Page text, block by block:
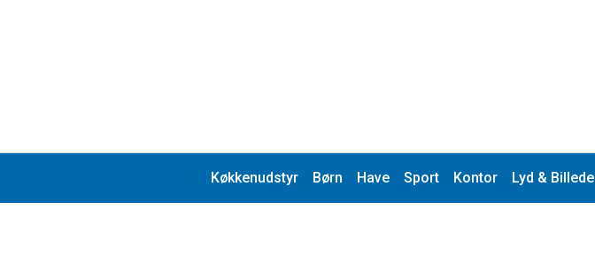
Køkkenudstyr Børn Have Sport Kontor Lyd & Billede